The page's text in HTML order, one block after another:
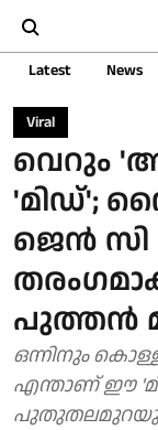
Latest News
Viral
വെറും
'മിഡ്';
ജെൻ സി
പുത്തൻ
ഒന്നിനും
എന്താണ് ഈ
പുതുതലമുറയുടെ